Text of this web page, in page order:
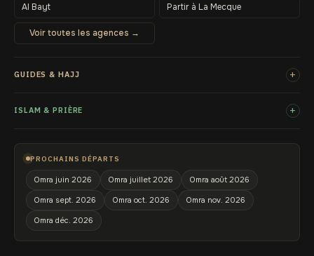
Al Bayt Partir à La Mecque
Voir toutes les agences →
GUIDES & HAJJ +
ISLAM & PRIÈRE +
PROCHAINS DÉPARTS
Omra juin 2026 Omra juillet 2026 Omra août 2026
Omra sept. 2026 Omra oct. 2026 Omra nov. 2026
Omra déc. 2026